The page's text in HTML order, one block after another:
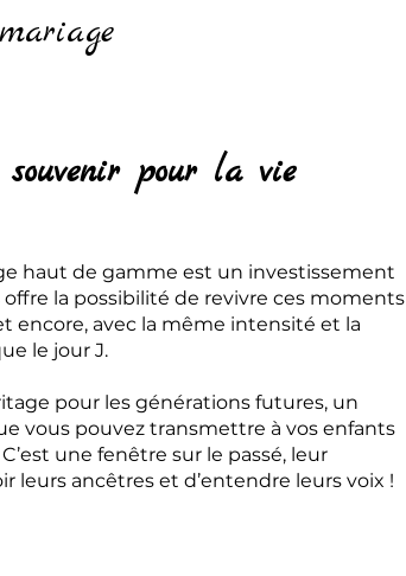
pour la vie
haut de gamme est un investissement
offre la possibilité de revivre ces moments
encore, avec la même intensité et la
le jour J.
pour les générations futures, un
vous pouvez transmettre à vos enfants
une fenêtre sur le passé, leur
leurs ancêtres et d’entendre leurs voix !